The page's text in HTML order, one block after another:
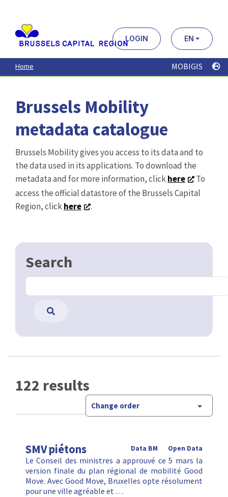
contenu
principal
LOGIN EN
Home MOBIGIS
Brussels Mobility
metadata catalogue
Brussels Mobility gives you access to its data and to
the data used in its applications. To download the
metadata and for more information, clickhere
To
access the official datastore of the Brussels Capital
Region, clickhere .
Search
122 results
Change order
SMV piétons Open Data
Data BM
Le Conseil des ministres a approuvé ce 5 mars la
version finale du plan régional de mobilité Good
Move. Avec Good Move, Bruxelles opte résolument
pour une ville agréable et …